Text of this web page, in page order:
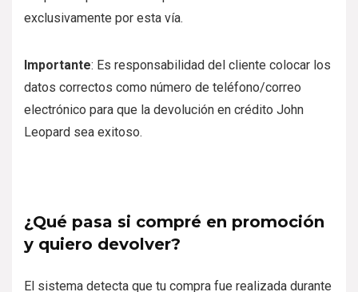
exclusivamente por esta vía.
Importante: Es responsabilidad del cliente colocar los
datos correctos como número de teléfono/correo
electrónico para que la devolución en crédito John
Leopard sea exitoso.
¿Qué pasa si compré en promoción
y quiero devolver?
El sistema detecta que tu compra fue realizada durante